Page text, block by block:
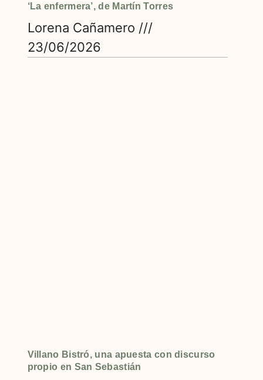
‘La enfermera’, de Martín Torres
Lorena Cañamero
23/06/2026
Villano Bistró, una apuesta con discurso
propio en San Sebastián